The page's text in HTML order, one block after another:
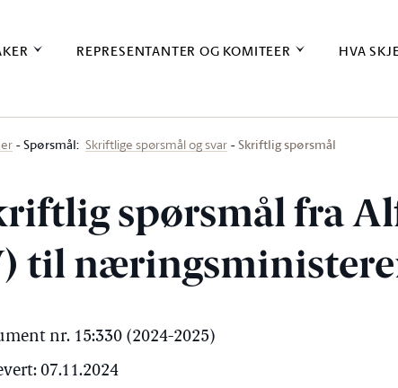
REPRESENTANTER OG KOMITEER HVA
Spørsmål: Skriftlige spørsmål og svar Skriftlig spørsmål
spørsmål fra
til
nr. 15:330 (2024-2025)
07.11.2024